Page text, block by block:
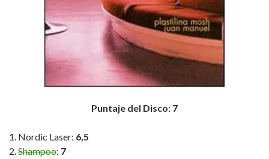
Puntaje del Disco: 7
Nordic Laser: 6,5
Shampoo: 7